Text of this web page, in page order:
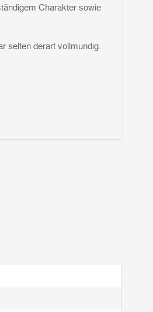
Charakter sowie
selten derart vollmundig.